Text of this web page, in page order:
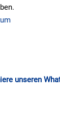
unseren